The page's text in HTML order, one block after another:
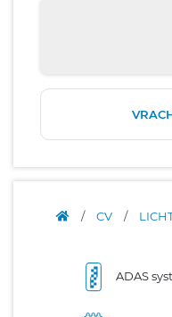
/ CV /
ADAS